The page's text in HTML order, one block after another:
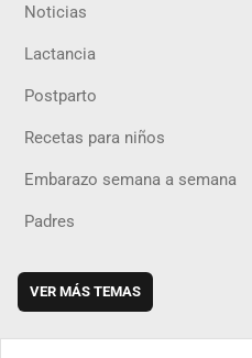
Noticias
Lactancia
Postparto
Recetas para niños
Embarazo semana a semana
Padres
VER MÁS TEMAS